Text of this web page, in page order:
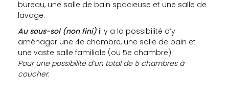
bureau, une salle de bain spacieuse et une salle de
lavage.
Au sous-sol (non fini) il y a la possibilité d’y
aménager une 4e chambre, une salle de bain et
une vaste salle familiale (ou 5e chambre).
Pour une possibilité d’un total de 5 chambres à
coucher.